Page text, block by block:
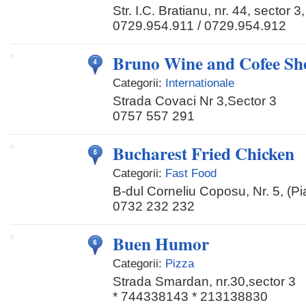
Str. I.C. Bratianu, nr. 44, sector
0729.954.911 / 0729.954.912
Bruno Wine and Cofee
Categorii: Internationale
Strada Covaci Nr 3,Sector 3
0757 557 291
Bucharest Fried Chicken
Categorii: Fast Food
B-dul Corneliu Coposu, Nr. 5,
0732 232 232
Buen Humor
Categorii: Pizza
Strada Smardan, nr.30,sector 3
* 744338143 * 213138830